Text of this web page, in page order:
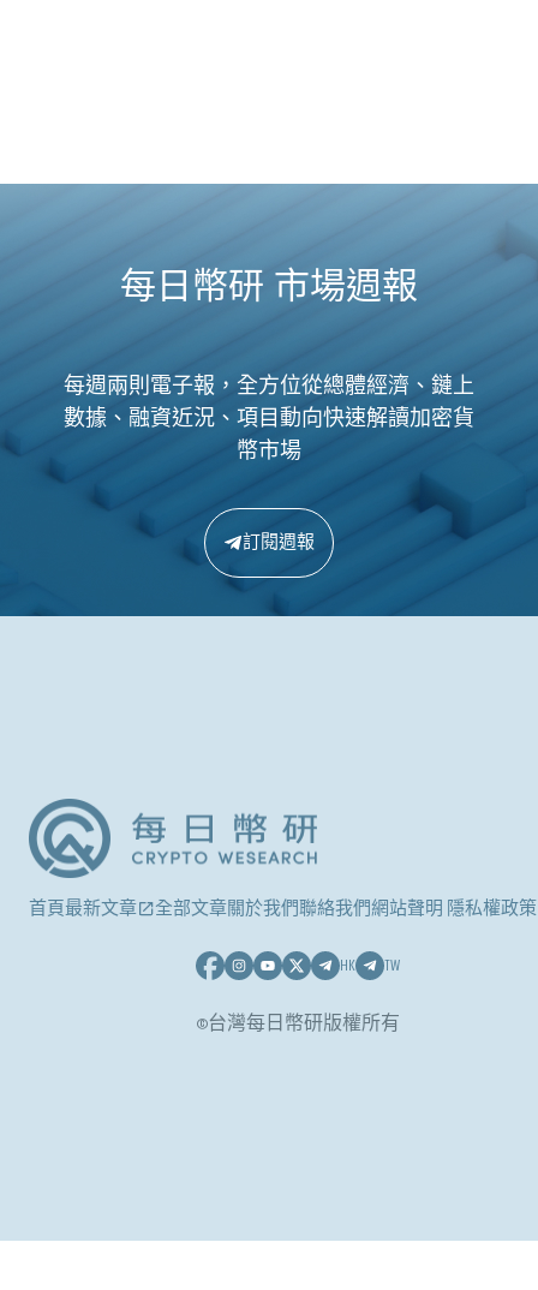
每日幣研 市場週報
每週兩則電子報，全方位從總體經濟、鏈上
數據、融資近況、項目動向快速解讀加密貨
幣市場
訂閱週報
首頁最新文章 全部文章關於我們聯絡我們網站聲明 隱私權政策
HK TW
©台灣每日幣研版權所有